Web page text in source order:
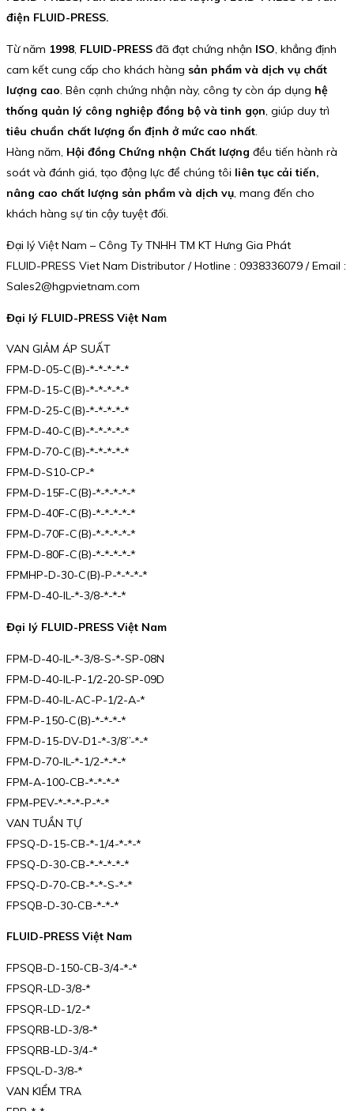
điện FLUID-PRESS.
Từ năm 1998, FLUID-PRESS đã đạt chứng nhận ISO, khẳng định
cam kết cung cấp cho khách hàng sản phẩm và dịch vụ chất
lượng cao. Bên cạnh chứng nhận này, công ty còn áp dụng hệ
thống quản lý công nghiệp đồng bộ và tinh gọn, giúp duy trì
tiêu chuẩn chất lượng ổn định ở mức cao nhất.
Hàng năm, Hội đồng Chứng nhận Chất lượng đều tiến hành rà
soát và đánh giá, tạo động lực để chúng tôi liên tục cải tiến,
nâng cao chất lượng sản phẩm và dịch vụ, mang đến cho
khách hàng sự tin cậy tuyệt đối.
Đại lý Việt Nam – Công Ty TNHH TM KT Hưng Gia Phát
FLUID-PRESS Viet Nam Distributor / Hotline : 0938336079 / Email :
Sales2@hgpvietnam.com
Đại lý FLUID-PRESS Việt Nam
VAN GIẢM ÁP SUẤT
FPM-D-05-C(B)-*-*-*-*-*
FPM-D-15-C(B)-*-*-*-*-*
FPM-D-25-C(B)-*-*-*-*-*
FPM-D-40-C(B)-*-*-*-*-*
FPM-D-70-C(B)-*-*-*-*-*
FPM-D-S10-CP-*
FPM-D-15F-C(B)-*-*-*-*-*
FPM-D-40F-C(B)-*-*-*-*-*
FPM-D-70F-C(B)-*-*-*-*-*
FPM-D-80F-C(B)-*-*-*-*-*
FPMHP-D-30-C(B)-P-*-*-*-*
FPM-D-40-IL-*-3/8-*-*-*
Đại lý FLUID-PRESS Việt Nam
FPM-D-40-IL-*-3/8-S-*-SP-08N
FPM-D-40-IL-P-1/2-20-SP-09D
FPM-D-40-IL-AC-P-1/2-A-*
FPM-P-150-C(B)-*-*-*-*
FPM-D-15-DV-D1-*-3/8”-*-*
FPM-D-70-IL-*-1/2-*-*-*
FPM-A-100-CB-*-*-*-*
FPM-PEV-*-*-*-P-*-*
VAN TUẦN TỰ
FPSQ-D-15-CB-*-1/4-*-*-*
FPSQ-D-30-CB-*-*-*-*-*
FPSQ-D-70-CB-*-*-S-*-*
FPSQB-D-30-CB-*-*-*
FLUID-PRESS Việt Nam
FPSQB-D-150-CB-3/4-*-*
FPSQR-LD-3/8-*
FPSQR-LD-1/2-*
FPSQRB-LD-3/8-*
FPSQRB-LD-3/4-*
FPSQL-D-3/8-*
VAN KIỂM TRA